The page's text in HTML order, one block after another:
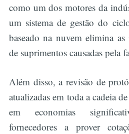
como um dos motores da
um sistema de gestão do
baseado na nuvem elimina
de suprimentos causadas pela
Além disso, a revisão de
atualizadas em toda a cadeia
em economias
fornecedores a prover